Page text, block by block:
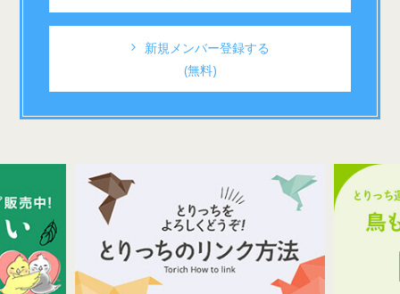
新規メンバー登録する
(無料)